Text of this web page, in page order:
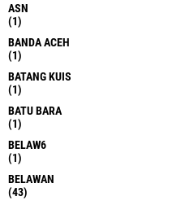
ASN
(1)
BANDA ACEH
(1)
BATANG KUIS
(1)
BATU BARA
(1)
BELAW6
(1)
BELAWAN
(43)